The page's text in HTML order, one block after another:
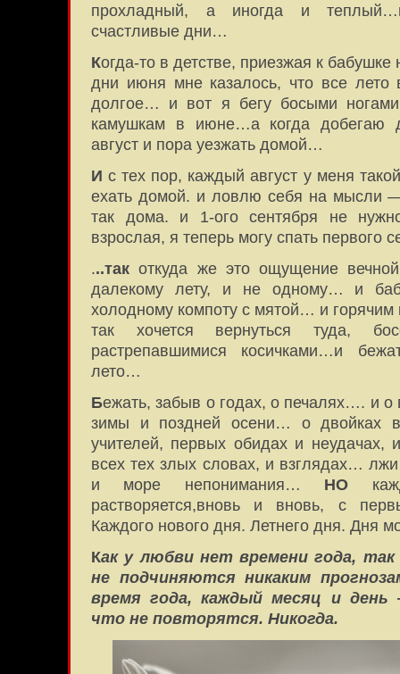
прохладный, а иногда и
счастливые дни…
Когда-то в детстве, приезжая к
дни июня мне казалось, что все лето
долгое… и вот я бегу босыми
камушкам в июне…а когда
август и пора уезжать домой…
И с тех пор, каждый август у меня
ехать домой. и ловлю себя на мысли
так дома. и 1-ого сентября не
взрослая, я теперь могу спать
...так откуда же это ощущение
далекому лету, и не одному… и
холодному компоту с мятой… и
так хочется вернуться туда,
растрепавшимися косичками…и
лето…
Бежать, забыв о годах, о печалях…. и о
зимы и поздней осени… о двойках
учителей, первых обидах и
всех тех злых словах, и взглядах… лжи
и море непонимания… НО
растворяется,вновь и вновь, с
Каждого нового дня. Летнего дня. Дня
Как у любви нет времени года,
не подчиняются никаким
время года, каждый месяц и
что не повторятся. Никогда.